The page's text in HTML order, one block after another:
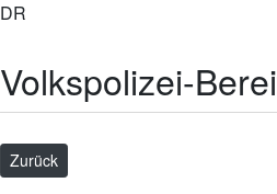
Volkspolizei-
Zurück